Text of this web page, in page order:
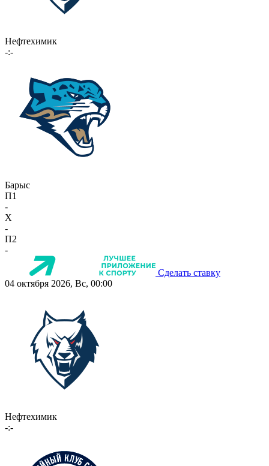
Нефтехимик
-:-
Барыс
П1
-
X
-
П2
-
Сделать ставку
04 октября 2026, Вс, 00:00
Нефтехимик
-:-